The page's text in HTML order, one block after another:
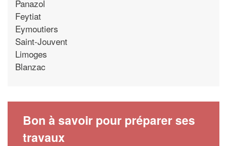
Panazol
Feytiat
Eymoutiers
Saint-Jouvent
Limoges
Blanzac
Bon à savoir pour préparer ses
travaux